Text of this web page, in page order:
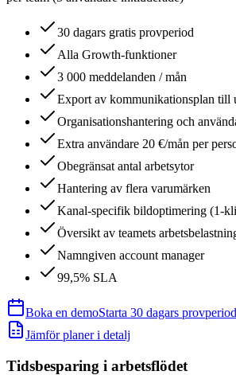
30 dagars gratis provperiod
Alla Growth-funktioner
3 000 meddelanden / mån
Export av kommunikationsplan till
Organisationshantering och
Extra användare 20 €/mån per
Obegränsat antal arbetsytor
Hantering av flera varumärken
Kanal-specifik bildoptimering (1-
Översikt av teamets
Namngiven account manager
99,5% SLA
Boka en demoStarta 30 dagars provperiod
Jämför planer i detalj
Tidsbesparing i arbetsflödet